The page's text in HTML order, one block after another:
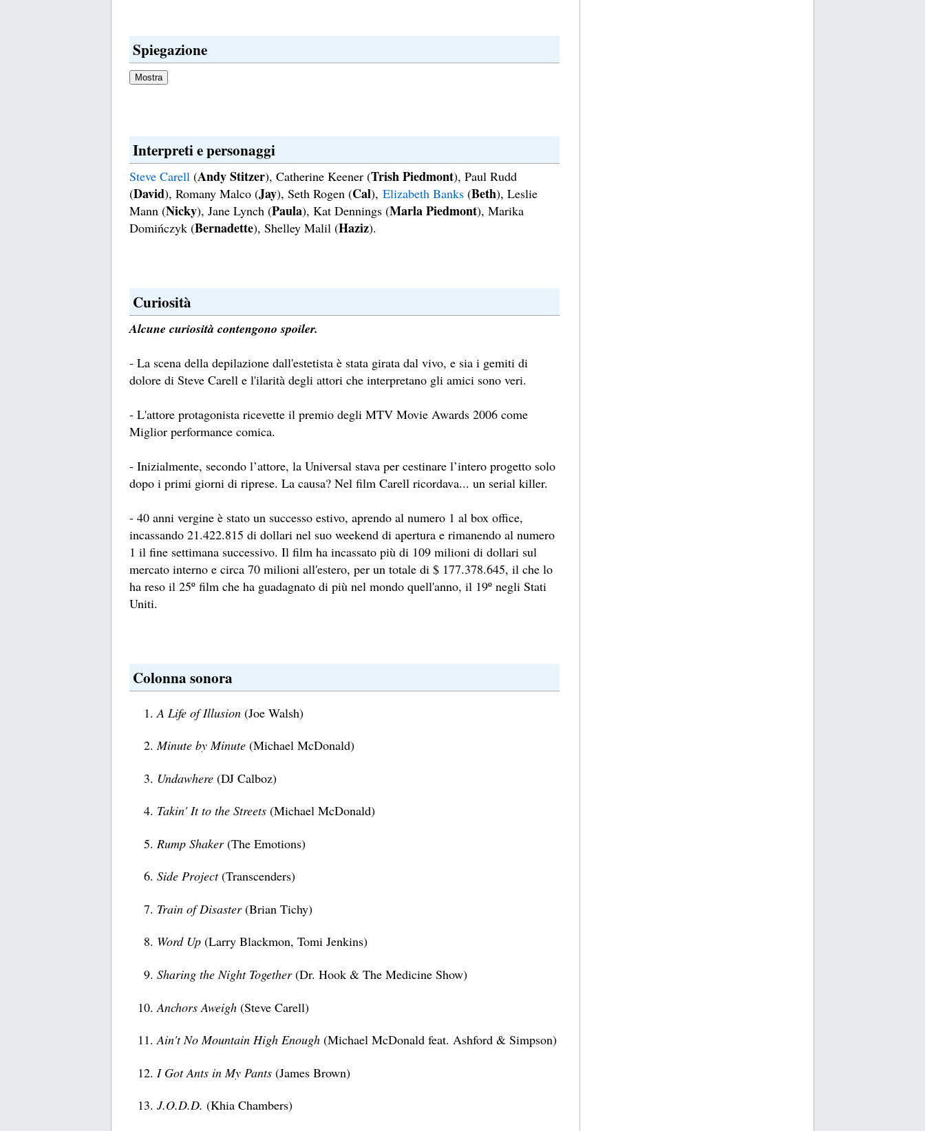
Spiegazione
Interpreti e personaggi
Steve Carell (Andy Stitzer), Catherine Keener (Trish Piedmont), Paul Rudd
(David), Romany Malco (Jay), Seth Rogen (Cal), Elizabeth Banks (Beth), Leslie
Mann (Nicky), Jane Lynch (Paula), Kat Dennings (Marla Piedmont), Marika
Domińczyk (Bernadette), Shelley Malil (Haziz).
Curiosità
Alcune curiosità contengono spoiler.
- La scena della depilazione dall'estetista è stata girata dal vivo, e sia i gemiti di
dolore di Steve Carell e l'ilarità degli attori che interpretano gli amici sono veri.
- L'attore protagonista ricevette il premio degli MTV Movie Awards 2006 come
Miglior performance comica.
- Inizialmente, secondo l’attore, la Universal stava per cestinare l’intero progetto solo
dopo i primi giorni di riprese. La causa? Nel film Carell ricordava... un serial killer.
- 40 anni vergine è stato un successo estivo, aprendo al numero 1 al box office,
incassando 21.422.815 di dollari nel suo weekend di apertura e rimanendo al numero
1 il fine settimana successivo. Il film ha incassato più di 109 milioni di dollari sul
mercato interno e circa 70 milioni all'estero, per un totale di $ 177.378.645, il che lo
ha reso il 25º film che ha guadagnato di più nel mondo quell'anno, il 19º negli Stati
Uniti.
Colonna sonora
A Life of Illusion (Joe Walsh)
Minute by Minute (Michael McDonald)
Undawhere (DJ Calboz)
Takin' It to the Streets (Michael McDonald)
Rump Shaker(The Emotions)
Side Project(Transcenders)
Train of Disaster(Brian Tichy)
Word Up (Larry Blackmon, Tomi Jenkins)
Sharing the Night Together(Dr. Hook & The Medicine Show)
Anchors Aweigh (Steve Carell)
Ain't No Mountain High Enough (Michael McDonald feat. Ashford & Simpson)
I Got Ants in My Pants (James Brown)
J.O.D.D. (Khia Chambers)